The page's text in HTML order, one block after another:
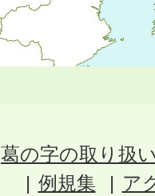
葛の字の取り扱い
例規集
ア